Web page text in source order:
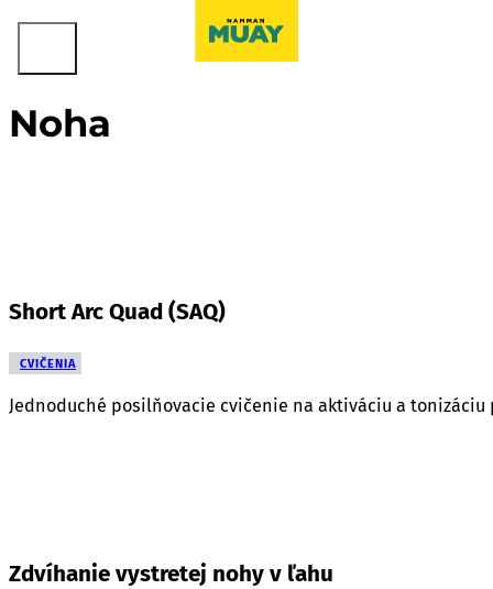
Noha
Short Arc Quad (SAQ)
CVIČENIA
Jednoduché posilňovacie cvičenie na aktiváciu a
Zdvíhanie vystretej nohy v ľahu